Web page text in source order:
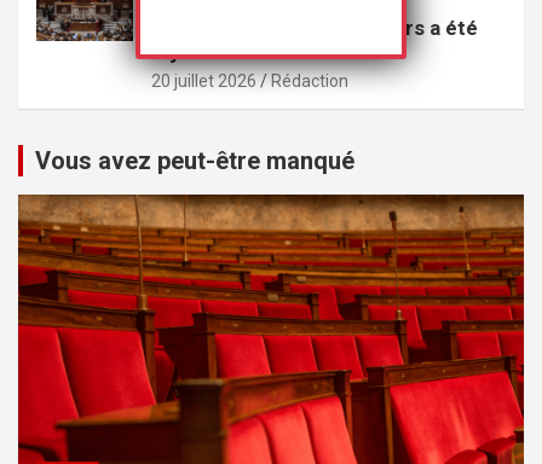
multirécidivistes de mineurs a été
rejeté
20 juillet 2026 Rédaction
Vous avez peut-être manqué